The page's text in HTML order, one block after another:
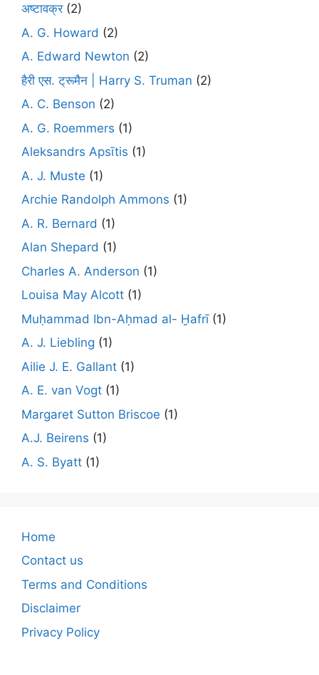
अष्टावक्र(2)
A. G. Howard (2)
A. Edward Newton (2)
हैरी एस. ट्रूमैन | Harry S. Truman (2)
A. C. Benson (2)
A. G. Roemmers (1)
Aleksandrs Apsītis (1)
A. J. Muste (1)
Archie Randolph Ammons (1)
A. R. Bernard (1)
Alan Shepard (1)
Charles A. Anderson (1)
Louisa May Alcott (1)
Muḥammad Ibn-Aḥmad al- Ḫafrī(1)
A. J. Liebling (1)
Ailie J. E. Gallant (1)
A. E. van Vogt (1)
Margaret Sutton Briscoe (1)
A.J. Beirens (1)
A. S. Byatt (1)
Home
Contact us
Terms and Conditions
Disclaimer
Privacy Policy